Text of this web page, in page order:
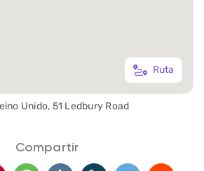
Ruta
Unido, 51 Ledbury Road
Compartir